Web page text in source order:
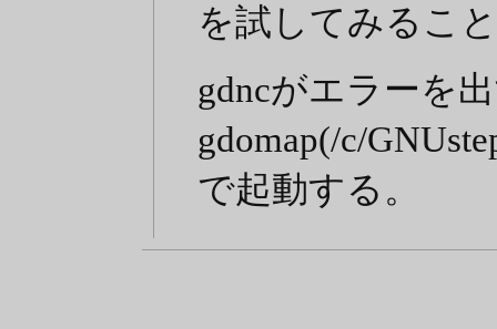
を試してみるこ
gdncがエラーを
gdomap(/c/
で起動する。